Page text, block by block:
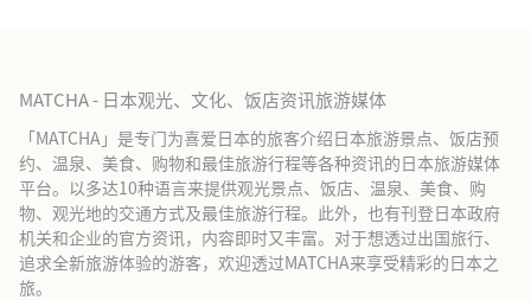
MATCHA - 日本观光、文化、饭店资讯旅游媒体
「MATCHA」是专门为喜爱日本的旅客介绍日本旅游景点、饭店预
约、温泉、美食、购物和最佳旅游行程等各种资讯的日本旅游媒体
平台。以多达10种语言来提供观光景点、饭店、温泉、美食、购
物、观光地的交通方式及最佳旅游行程。此外，也有刊登日本政府
机关和企业的官方资讯，内容即时又丰富。对于想透过出国旅行、
追求全新旅游体验的游客，欢迎透过MATCHA来享受精彩的日本之
旅。